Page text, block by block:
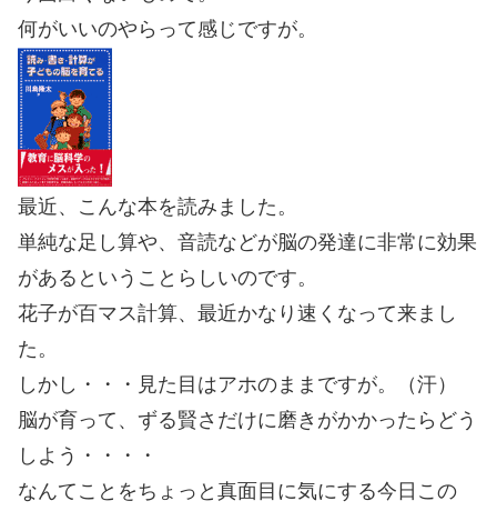
何がいいのやらって感じですが。
最近、こんな本を読みました。
単純な足し算や、音読などが脳の発達に非常に効果
があるということらしいのです。
花子が百マス計算、最近かなり速くなって来まし
た。
しかし・・・見た目はアホのままですが。（汗）
脳が育って、ずる賢さだけに磨きがかかったらどう
しよう・・・・
なんてことをちょっと真面目に気にする今日この